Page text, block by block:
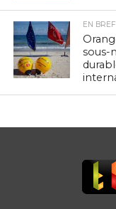
EN BREF
sous-